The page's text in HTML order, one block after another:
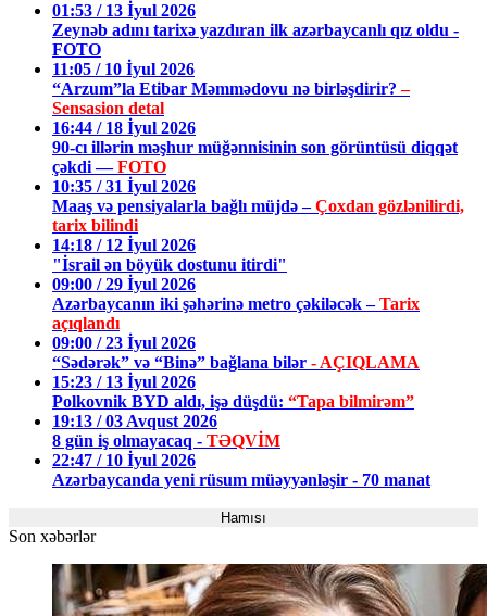
01:53 / 13 İyul 2026
Zeynəb adını tarixə yazdıran ilk azərbaycanlı qız oldu -
FOTO
11:05 / 10 İyul 2026
“Arzum”la Etibar Məmmədovu nə birləşdirir?–
Sensasion detal
16:44 / 18 İyul 2026
90-cı illərin məşhur müğənnisinin son görüntüsü diqqət
çəkdi —FOTO
10:35 / 31 İyul 2026
Maaş və pensiyalarla bağlı müjdə –Çoxdan gözlənilirdi,
tarix bilindi
14:18 / 12 İyul 2026
"İsrail ən böyük dostunu itirdi"
09:00 / 29 İyul 2026
Azərbaycanın iki şəhərinə metro çəkiləcək –Tarix
açıqlandı
09:00 / 23 İyul 2026
“Sədərək” və “Binə” bağlana bilər - AÇIQLAMA
15:23 / 13 İyul 2026
Polkovnik BYD aldı, işə düşdü: “Tapa bilmirəm”
19:13 / 03 Avqust 2026
8 gün iş olmayacaq - TƏQVİM
22:47 / 10 İyul 2026
Azərbaycanda yeni rüsum müəyyənləşir - 70 manat
Hamısı
Son xəbərlər